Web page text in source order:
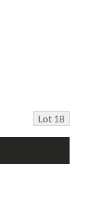
Lot 18